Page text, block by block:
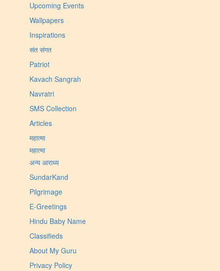
Upcoming Events
Wallpapers
Inspirations
संत संगत
Patriot
Kavach Sangrah
Navratri
SMS Collection
Articles
महात्मा
महात्मा
अन्य आराध्य
SundarKand
Pilgrimage
E-Greetings
Hindu Baby Name
Classifieds
About My Guru
Privacy Policy